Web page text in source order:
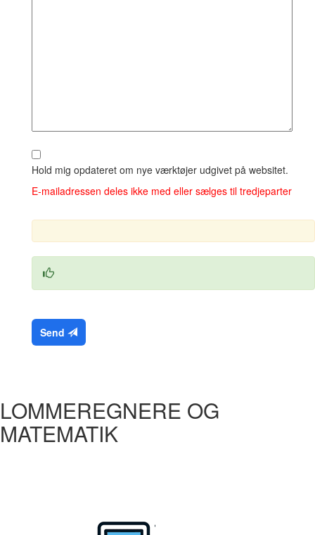
Hold mig opdateret om nye værktøjer udgivet på websitet.
E‑mailadressen deles ikke med eller sælges til tredjeparter
Send
LOMMEREGNERE OG
MATEMATIK